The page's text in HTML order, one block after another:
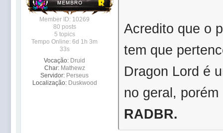
Member ID: 10269
80 posts
5 topics
Tempo Online: 6d 1h 3m
33s
Vocação: Druid
Char: Mathewz
Servidor: Perseus
Localização: Duskwood
Acredito que o
tem que
Dragon Lord é
no geral,
RADBR.